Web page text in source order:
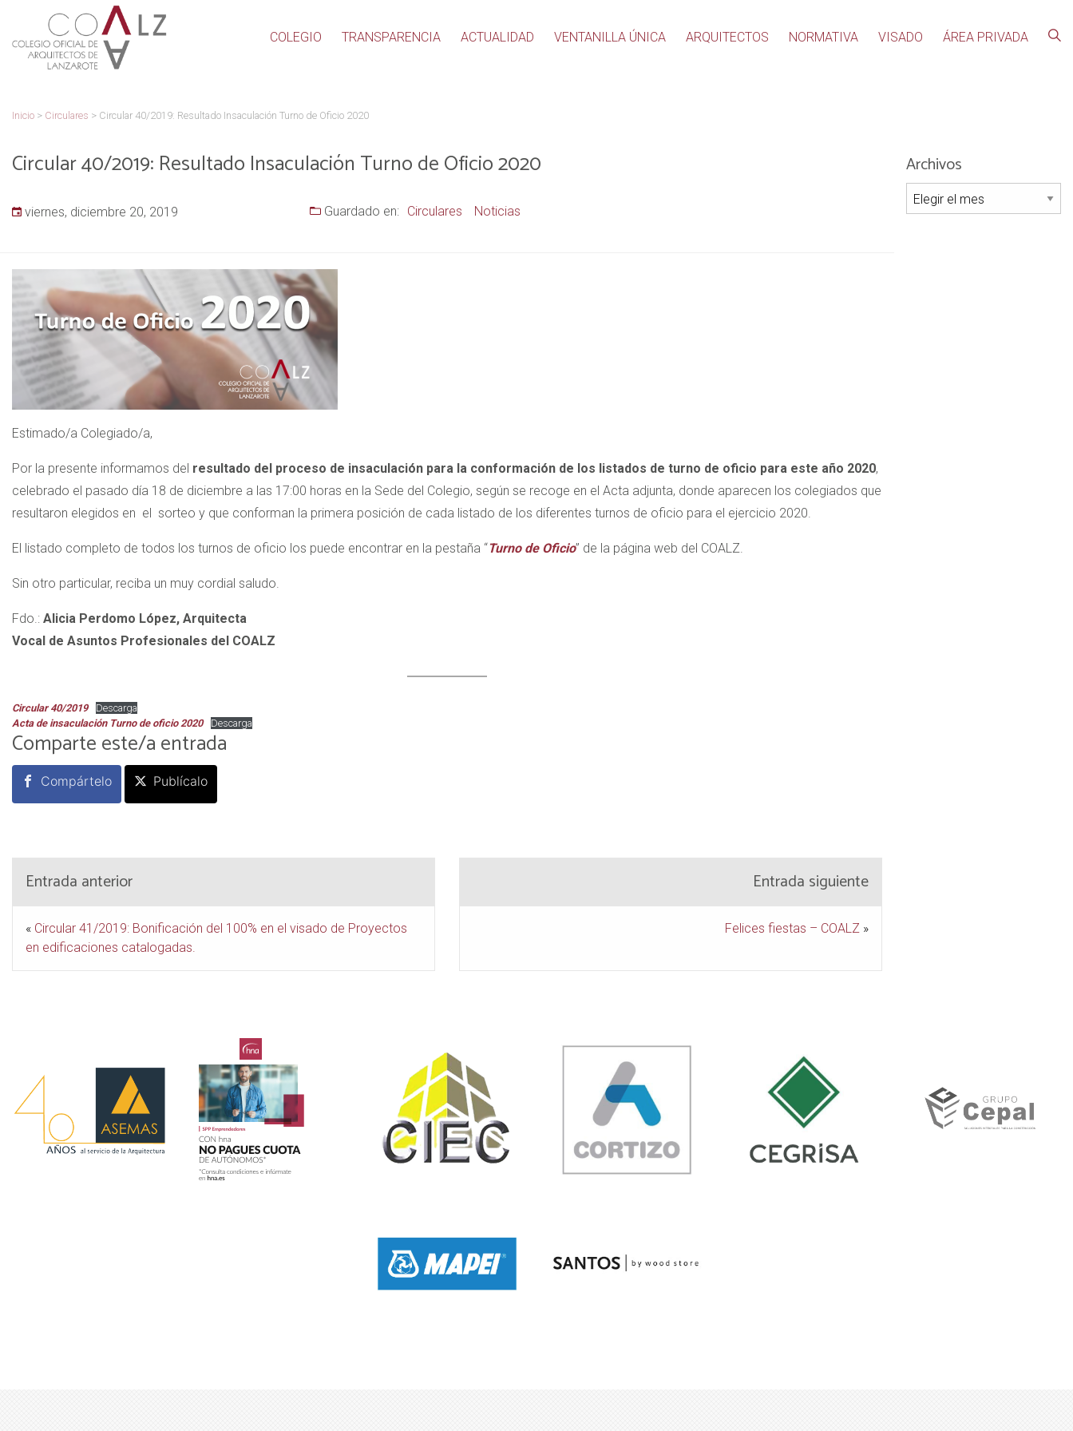
COLEGIO TRANSPARENCIA ACTUALIDAD VENTANILLA ÚNICA ARQUITECTOS NORMATIVA VISADO ÁREA PRIVADA
Inicio > Circulares > Circular 40/2019: Resultado Insaculación Turno de Oficio 2020
Circular 40/2019: Resultado Insaculación Turno de Oficio 2020
viernes, diciembre 20, 2019 Guardado en: Circulares Noticias
Estimado/a Colegiado/a,
Por la presente informamos del resultado del proceso de insaculación para la conformación de los listados de turno de oficio para este año 2020,
celebrado el pasado día 18 de diciembre a las 17:00 horas en la Sede del Colegio, según se recoge en el Acta adjunta, donde aparecen los colegiados que
resultaron elegidos en el sorteo y que conforman la primera posición de cada listado de los diferentes turnos de oficio para el ejercicio 2020.
El listado completo de todos los turnos de oficio los puede encontrar en la pestaña “Turno de Oficio” de la página web del COALZ.
Sin otro particular, reciba un muy cordial saludo.
Fdo.: Alicia Perdomo López, Arquitecta
Vocal de Asuntos Profesionales del COALZ
Circular 40/2019
Descarga
Acta de insaculación Turno de oficio 2020
Descarga
Comparte este/a entrada
Compártelo Publícalo
Entrada anterior
« Circular 41/2019: Bonificación del 100% en el visado de Proyectos
en edificaciones catalogadas.
Entrada siguiente
Felices fiestas – COALZ »
Archivos
Archivos